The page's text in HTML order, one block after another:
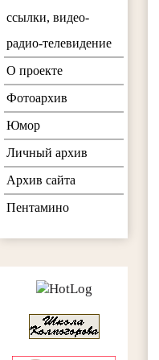
ссылки, видео-
радио-телевидение
О проекте
Фотоархив
Юмор
Личный архив
Архив сайта
Пентамино